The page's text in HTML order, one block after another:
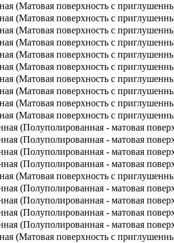
(Матовая поверхность с
(Матовая поверхность с
(Матовая поверхность с
(Матовая поверхность с
(Матовая поверхность с
(Матовая поверхность с
(Матовая поверхность с
(Матовая поверхность с
(Матовая поверхность с
(Матовая поверхность с
(Полуполированная - матовая
(Полуполированная - матовая
(Полуполированная - матовая
(Полуполированная - матовая
(Матовая поверхность с
(Полуполированная - матовая
(Полуполированная - матовая
(Полуполированная - матовая
(Полуполированная - матовая
(Матовая поверхность с